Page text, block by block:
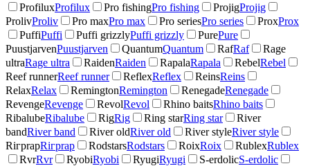
ProfiluxProfilux Pro fishingPro fishing ProjigProjig
ProlivProliv Pro maxPro max Pro seriesPro series ProxProx
PuffiPuffi Puffi grizzlyPuffi grizzly PurePure
PuustjarvenPuustjarven QuantumQuantum RafRaf
Rage
ultraRage ultra RaidenRaiden RapalaRapala RebelRebel
Reef runnerReef runner ReflexReflex ReinsReins
RelaxRelax RemingtonRemington RenegadeRenegade
RevengeRevenge RevolRevol Rhino baitsRhino baits
RibalubeRibalube RigRig Ring starRing star
River
bandRiver band River oldRiver old River styleRiver style
RiгрrapRiгрrap RodstarsRodstars RoixRoix RublexRublex
RvrRvr RyobiRyobi RyugiRyugi S-erdolicS-erdolic